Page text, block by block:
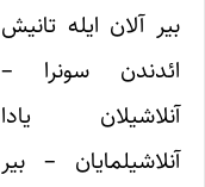
بیر آلان ایله تانیش
ائدندن سونرا –
آنلاشیلان یادا
آنلاشیلمایان – بیر